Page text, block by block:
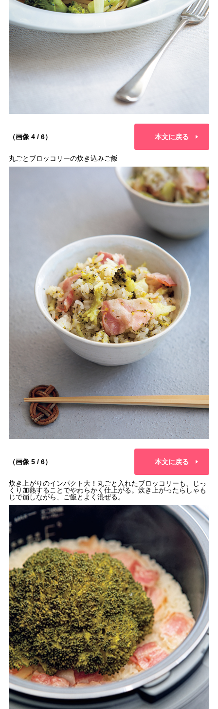
（画像 4 / 6） 本文に戻る
丸ごとブロッコリーの炊き込みご飯
（画像 5 / 6） 本文に戻る
炊き上がりのインパクト大！丸ごと入れたブロッコリーも、じっ
くり加熱することでやわらかく仕上がる。炊き上がったらしゃも
じで崩しながら、ご飯とよく混ぜる。